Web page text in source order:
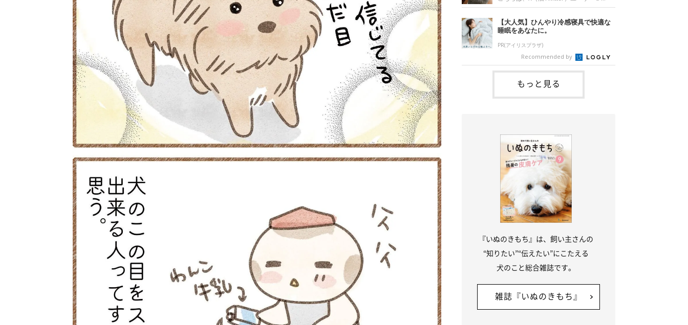
@Pkndg_
は、飼い主さんの妹さんと一緒に散歩をし
日、飼い主さんは実家から自宅へ帰る途
中、妹さんと公園で待ち合わせ
アちゃん。@nemonemotos今回紹介する
のは、X（旧Twitter）ユーザー
@nemonemotosさんの愛犬・シルビアち
ゃん（撮影当時、生後推定2カ月）。飼い
主さんが「#最初に撮った一枚」として投
稿した写真には、ケージの隅で不安そうな
表情を浮かべるシルビアちゃんの姿が写っ
ていました。こちらは、保護犬だったシル
kotubusuke617さんが投稿した写真。写
っているのは、愛犬でチワワのつぶしゃん
（本名：こつぶちゃん）です。飼い主さん
の腕にしがみつくつぶしゃん（撮影時6
才）＠kotubusuke617撮影当時の状況に
ついて伺うと、飼い主さんはこう教えてく
れました。飼い主さん： 「ある休日のこ
とです。私がソファに座った途端にひざの
上にのってきたので、そのままなでながら
テレビを見ていたのですが、微動だにしな
いので気になって見てみると、腕にしがみ
【大人気】ひんやり冷感寝具で快適な
睡眠をあなたに。
PR(アイリスプラザ)
Recommended by
もっと見る
『いぬのきもち』は、飼い主さんの
“知りたい”“伝えたい”にこたえる
犬のこと総合雑誌です。
雑誌『いぬのきもち』